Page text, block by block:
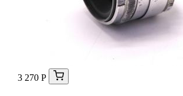
3 270 Р